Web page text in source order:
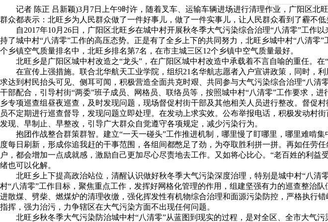
记者 陈正 吕新颖)3月7日上午9时许，随着叉车、运输车辆进场进行清理作业，广阳区
群众都表示：北旺乡为人民群众做了一件好事儿，做了一件实事儿，让人民群众看到了霾不低
自2017年10月26日，广阳区北旺乡在城中村开展秋冬季大气污染综合治理“八清零”工作
持了城中村“八清零”工作的高压态势。正是有了全乡上下的共同努力，北旺乡城中村“八清
个乡镇空气质量排名中，北旺乡排名第7名，在市主城三区12个乡镇中空气质量最好。
北旺乡是广阳区城中村改造之“龙头”，在广阳区城中村改造中承载着不言自喻的重任。
在宣传上强措施。联合北华航天工业学院，组织21名华航志愿者入户宣讲政策，同时，
求达到村民抬头可见、侧耳可闻，积极营造全面共克时艰、共同参与大气污染综合治理“八
干部配合，引导村街“两委”班子成员、网格员、联络员等，按照城中村“八清零”工作要求，
乡专项巡查组昼夜巡查，及时发现问题，现场督促村街干部及其他相关人员进行整改。督促
员不定期进行巡查督导，发现问题立即处理。在发动上求实效。公布举报电话，积极发动村
发现、早制止、早整改，引导广大群众自觉遵守各项规定，减少污染行为。
抱团作战整合群策群智。建立“一天一碰头”工作推进机制，哪里慢了盯哪里，哪里难啃
度每日刷新，形成你追我赶的干事范围，各组间都憋足了劲，为夺取胜利拼一拼。再如任劳
户，都会增加一点成就感，激励自己更加尽心尽责地去工作。又如将心比心。“老百姓的利
绪也可以化解。
北旺乡上下提高政治站位，清醒认识做好秋冬季大气污染深度治理，特别是城中村“八
村“八清零”工作目标，聚焦重点工作，发挥好网格化管理的作用，组建坚强有力的巡查整治
进散煤、劈柴、燃煤炉的清理收缴，强化挥发性有机物综合治理和面源污染防控，严格执行
指挥，强力治污，力争辖区在大气污染方面不出现任何问题。
北旺乡秋冬季大气污染防治城中村“八清零”从蓝图到现实的过程，是对全区、全市大气